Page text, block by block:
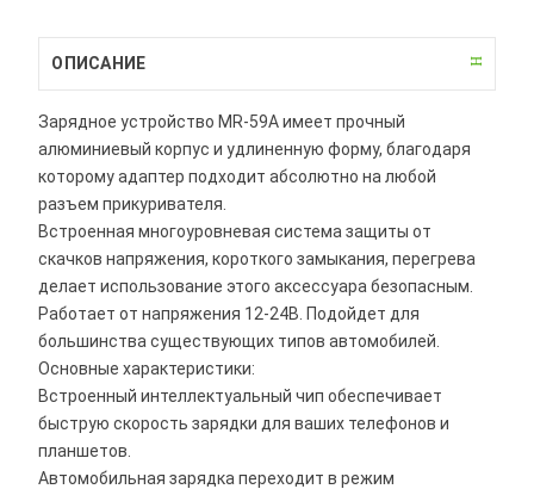
ОПИСАНИЕ
Зарядное устройство MR-59A имеет прочный
алюминиевый корпус и удлиненную форму, благодаря
которому адаптер подходит абсолютно на любой
разъем прикуривателя.
Встроенная многоуровневая система защиты от
скачков напряжения, короткого замыкания, перегрева
делает использование этого аксессуара безопасным.
Работает от напряжения 12-24В. Подойдет для
большинства существующих типов автомобилей.
Основные характеристики:
Встроенный интеллектуальный чип обеспечивает
быструю скорость зарядки для ваших телефонов и
планшетов.
Автомобильная зарядка переходит в режим